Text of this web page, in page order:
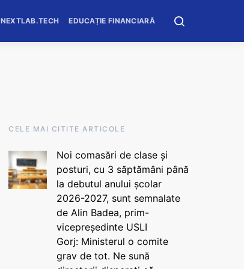
NEXTLAB.TECH EDUCAȚIE FINANCIARĂ
CELE MAI CITITE ARTICOLE
Noi comasări de clase și
posturi, cu 3 săptămâni până
la debutul anului școlar
2026-2027, sunt semnalate
de Alin Badea, prim-
vicepreședinte USLI
Gorj: Ministerul o comite
grav de tot. Ne sună